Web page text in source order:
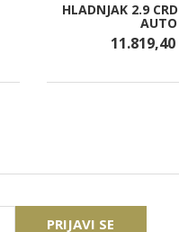
HLADNJAK 2.9
AUTO
11.819,40
PRIJAVI SE